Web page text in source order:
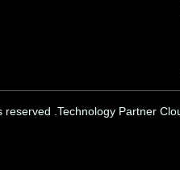
.Technology Partner